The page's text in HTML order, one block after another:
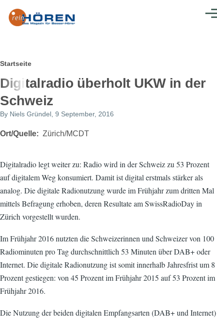
Pfadnavigation
Startseite
Digitalradio überholt UKW in der
Schweiz
By Niels Gründel , 9 September, 2016
Ort/Quelle Zürich/MCDT
Digitalradio legt weiter zu: Radio wird in der Schweiz zu 53 Prozent
auf digitalem Weg konsumiert. Damit ist digital erstmals stärker als
analog. Die digitale Radionutzung wurde im Frühjahr zum dritten Mal
mittels Befragung erhoben, deren Resultate am SwissRadioDay in
Zürich vorgestellt wurden.
Im Frühjahr 2016 nutzten die Schweizerinnen und Schweizer von 100
Radiominuten pro Tag durchschnittlich 53 Minuten über DAB+ oder
Internet. Die digitale Radionutzung ist somit innerhalb Jahresfrist um 8
Prozent gestiegen: von 45 Prozent im Frühjahr 2015 auf 53 Prozent im
Frühjahr 2016.
Die Nutzung der beiden digitalen Empfangsarten (DAB+ und Internet)